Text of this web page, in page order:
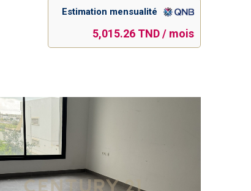
Estimation mensualité
5,015.26 TND / mois